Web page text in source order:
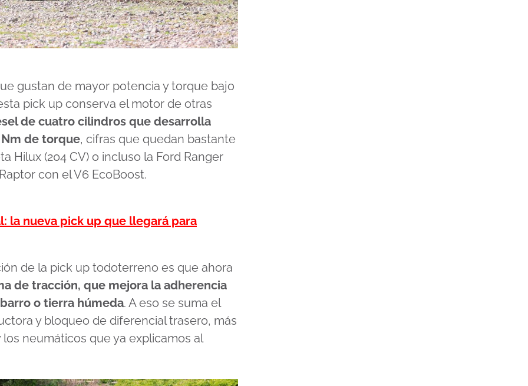
gustan de mayor potencia y torque bajo
pick up conserva el motor de otras
de cuatro cilindros que desarrolla
de torque, cifras que quedan bastante
Hilux (204 CV) o incluso la Ford Ranger
con el V6 EcoBoost.
la nueva pick up que llegará para
de la pick up todoterreno es que ahora
de tracción, que mejora la adherencia
o tierra húmeda. A eso se suma el
y bloqueo de diferencial trasero, más
neumáticos que ya explicamos al